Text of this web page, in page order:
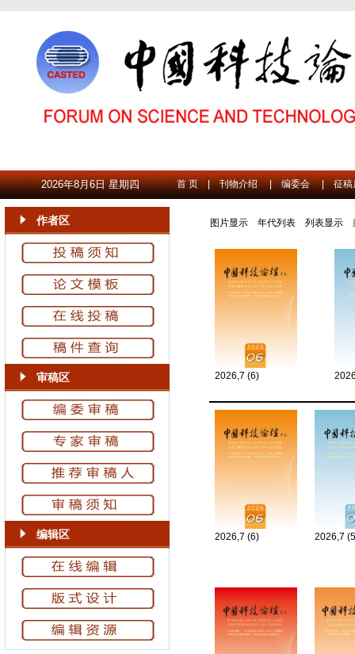
2026年8月6日 星期四 首 页 | 刊物介绍 | 编委会 | 征稿
作者区
审稿区
编辑区
图片显示 年代列表 列表显示
2026,7 (6)
2026,7 (6) 2026,7